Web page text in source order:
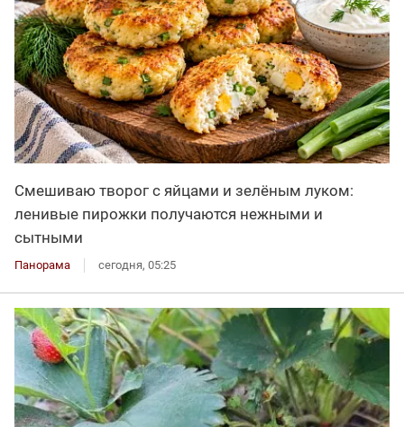
Смешиваю творог с яйцами и зелёным луком:
ленивые пирожки получаются нежными и
сытными
Панорама сегодня, 05:25